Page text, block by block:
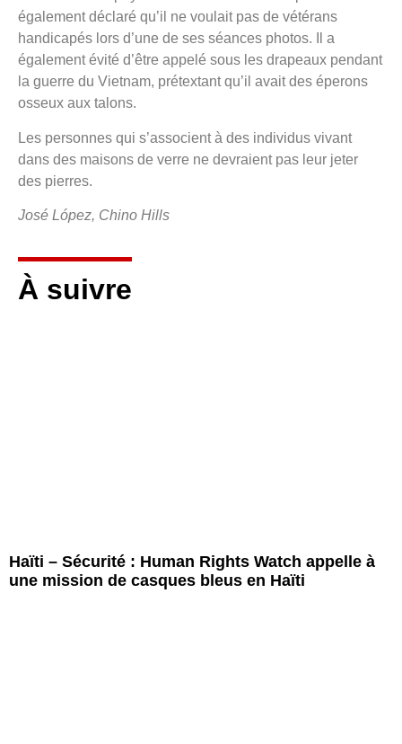
également déclaré qu’il ne voulait pas de vétérans
handicapés lors d’une de ses séances photos. Il a
également évité d’être appelé sous les drapeaux pendant
la guerre du Vietnam, prétextant qu’il avait des éperons
osseux aux talons.
Les personnes qui s’associent à des individus vivant
dans des maisons de verre ne devraient pas leur jeter
des pierres.
José López, Chino Hills
À suivre
Haïti – Sécurité : Human Rights Watch appelle à
une mission de casques bleus en Haïti